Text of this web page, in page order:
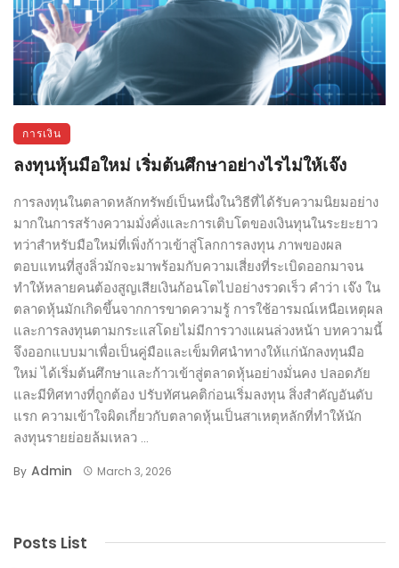
การเงิน
ลงทุนหุ้นมือใหม่ เริ่มต้นศึกษาอย่างไรไม่ให้เจ๊ง
การลงทุนในตลาดหลักทรัพย์เป็นหนึ่งในวิธีที่ได้รับความนิยมอย่าง
มากในการสร้างความมั่งคั่งและการเติบโตของเงินทุนในระยะยาว
ทว่าสำหรับมือใหม่ที่เพิ่งก้าวเข้าสู่โลกการลงทุน ภาพของผล
ตอบแทนที่สูงลิ่วมักจะมาพร้อมกับความเสี่ยงที่ระเบิดออกมาจน
ทำให้หลายคนต้องสูญเสียเงินก้อนโตไปอย่างรวดเร็ว คำว่า เจ๊ง ใน
ตลาดหุ้นมักเกิดขึ้นจากการขาดความรู้ การใช้อารมณ์เหนือเหตุผล
และการลงทุนตามกระแสโดยไม่มีการวางแผนล่วงหน้า บทความนี้
จึงออกแบบมาเพื่อเป็นคู่มือและเข็มทิศนำทางให้แก่นักลงทุนมือ
ใหม่ ได้เริ่มต้นศึกษาและก้าวเข้าสู่ตลาดหุ้นอย่างมั่นคง ปลอดภัย
และมีทิศทางที่ถูกต้อง ปรับทัศนคติก่อนเริ่มลงทุน สิ่งสำคัญอันดับ
แรก ความเข้าใจผิดเกี่ยวกับตลาดหุ้นเป็นสาเหตุหลักที่ทำให้นัก
ลงทุนรายย่อยล้มเหลว ...
By Admin March 3, 2026
Posts List